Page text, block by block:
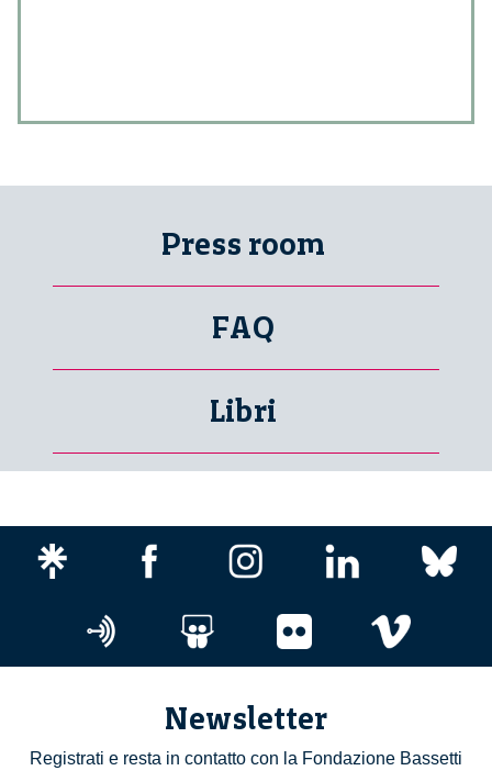
Press room
FAQ
Libri
Newsletter
Registrati e resta in contatto con la Fondazione Bassetti